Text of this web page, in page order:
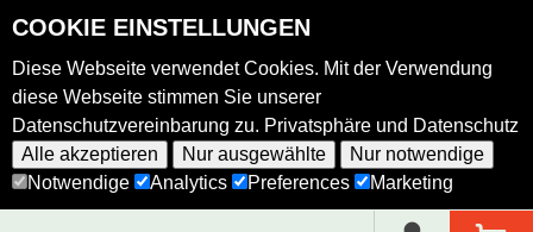
COOKIE EINSTELLUNGEN
Diese Webseite verwendet Cookies. Mit der Verwendung
diese Webseite stimmen Sie unserer
Datenschutzvereinbarung zu. Privatsphäre und Datenschutz
Alle akzeptieren
Nur ausgewählte
Nur notwendige
Notwendige
Analytics Preferences Marketing